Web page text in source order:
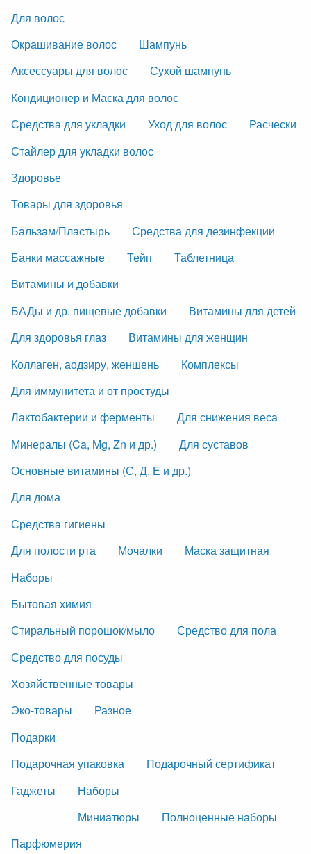
Для волос
Окрашивание волос
Шампунь
Аксессуары для волос
Сухой шампунь
Кондиционер и Маска для волос
Средства для укладки
Уход для волос
Расчески
Стайлер для укладки волос
Здоровье
Товары для здоровья
Бальзам/Пластырь
Средства для дезинфекции
Банки массажные
Тейп
Таблетница
Витамины и добавки
БАДы и др. пищевые добавки
Витамины для детей
Для здоровья глаз
Витамины для женщин
Коллаген, аодзиру, женшень
Комплексы
Для иммунитета и от простуды
Лактобактерии и ферменты
Для снижения веса
Минералы (Ca, Mg, Zn и др.)
Для суставов
Основные витамины (С, Д, Е и др.)
Для дома
Средства гигиены
Для полости рта
Мочалки
Маска защитная
Наборы
Бытовая химия
Стиральный порошок/мыло
Средство для пола
Средство для посуды
Хозяйственные товары
Эко-товары
Разное
Подарки
Подарочная упаковка
Подарочный сертификат
Гаджеты
Наборы
Миниатюры
Полноценные наборы
Парфюмерия